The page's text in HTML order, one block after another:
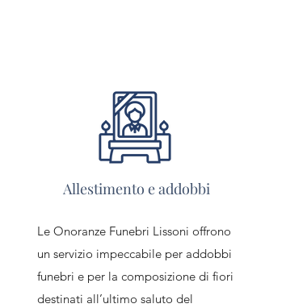
Allestimento e addobbi
Le Onoranze Funebri Lissoni offrono
un servizio impeccabile per addobbi
funebri e per la composizione di fiori
destinati all’ultimo saluto del